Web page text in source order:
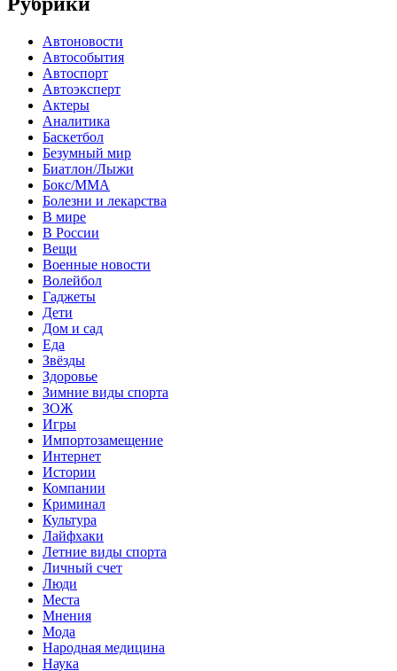
Автоновости
Автособытия
Автоспорт
Автоэксперт
Актеры
Аналитика
Баскетбол
Безумный мир
Биатлон/Лыжи
Бокс/MMA
Болезни и лекарства
В мире
В России
Вещи
Военные новости
Волейбол
Гаджеты
Дети
Дом и сад
Еда
Звёзды
Здоровье
Зимние виды спорта
ЗОЖ
Игры
Импортозамещение
Интернет
Истории
Компании
Криминал
Культура
Лайфхаки
Летние виды спорта
Личный счет
Люди
Места
Мнения
Мода
Народная медицина
Наука